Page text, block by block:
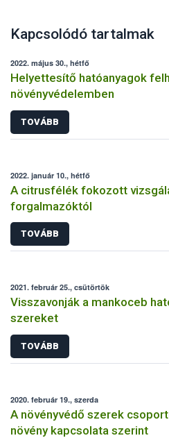
Kapcsolódó tartalmak
2022. május 30., hétfő
Helyettesítő hatóanyagok
növényvédelemben
TOVÁBB
2022. január 10., hétfő
A citrusfélék fokozott
forgalmazóktól
TOVÁBB
2021. február 25., csütörtök
Visszavonják a mankoceb
szereket
TOVÁBB
2020. február 19., szerda
A növényvédő szerek
növény kapcsolata szerint